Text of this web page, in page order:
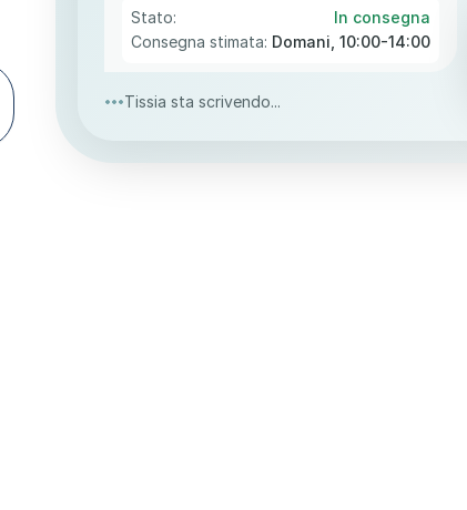
Stato:
In consegna
Consegna stimata: Domani, 10:00-14:00
Tissia sta scrivendo...